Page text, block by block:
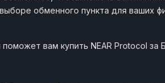
обменного пункта для ваших
вам купить NEAR Protocol за